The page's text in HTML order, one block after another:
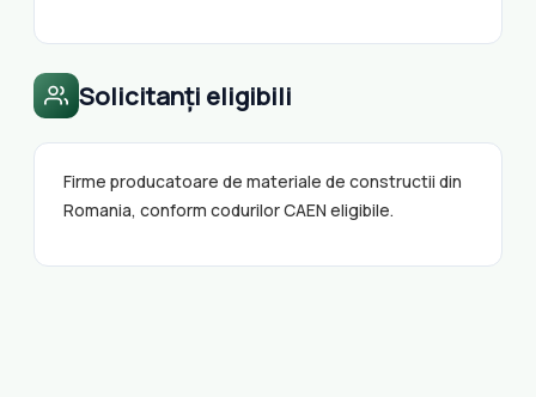
Solicitanți eligibili
Firme producatoare de materiale de constructii din
Romania, conform codurilor CAEN eligibile.